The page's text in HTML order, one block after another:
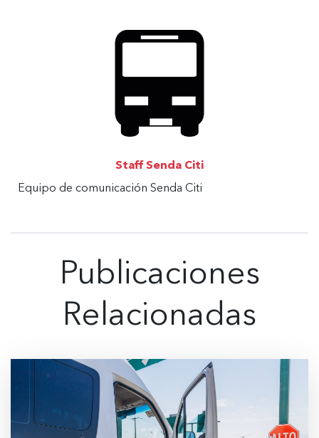
Staff Senda Citi
Equipo de comunicación Senda Citi
Publicaciones
Relacionadas